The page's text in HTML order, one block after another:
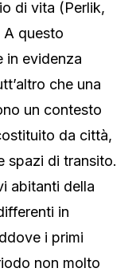
di vita (Perlik,
questo
in evidenza
che una
un contesto
da città,
spazi di transito.
abitanti della
in
i primi
non molto